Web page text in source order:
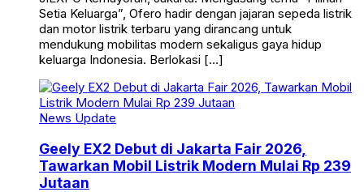
Setia Keluarga”, Ofero hadir dengan jajaran sepeda listrik
dan motor listrik terbaru yang dirancang untuk
mendukung mobilitas modern sekaligus gaya hidup
keluarga Indonesia. Berlokasi […]
News Update
Geely EX2 Debut di Jakarta Fair 2026,
Tawarkan Mobil Listrik Modern Mulai Rp 239
Jutaan